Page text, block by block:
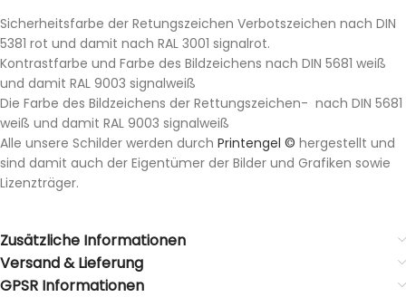
Sicherheitsfarbe der Retungszeichen Verbotszeichen nach DIN
5381 rot und damit nach RAL 3001 signalrot.
Kontrastfarbe und Farbe des Bildzeichens nach DIN 5681 weiß
und damit RAL 9003 signalweiß
Die Farbe des Bildzeichens der Rettungszeichen- nach DIN 5681
weiß und damit RAL 9003 signalweiß
Alle unsere Schilder werden durch Printengel © hergestellt und
sind damit auch der Eigentümer der Bilder und Grafiken sowie
Lizenzträger.
Zusätzliche Informationen
Versand & Lieferung
GPSR Informationen